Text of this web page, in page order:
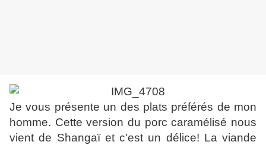
Je vous présente un des plats préférés de mon
homme. Cette version du porc caramélisé nous
vient de Shangaï et c'est un délice! La viande